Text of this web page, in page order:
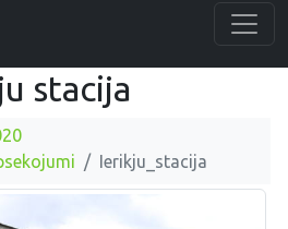
stacija
Ierikju_stacija